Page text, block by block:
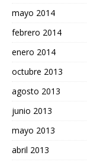
mayo 2014
febrero 2014
enero 2014
octubre 2013
agosto 2013
junio 2013
mayo 2013
abril 2013